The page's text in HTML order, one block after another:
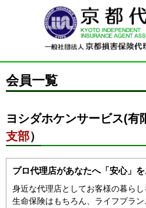
会員一覧
ヨシダホケンサービス(有
支部）
プロ代理店があなたへ「安心」
身近な代理店としてお客様の暮ら
生命保険はもちろん、ライフプラ